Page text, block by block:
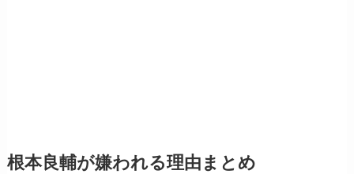
根本良輔が嫌われる理由まとめ